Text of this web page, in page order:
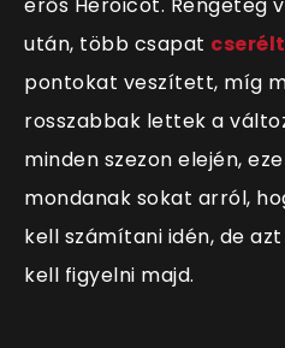
erős Heroicot. Rengeteg
után, több csapat
pontokat veszített, míg
rosszabbak lettek a
minden szezon elején,
mondanak sokat arról,
kell számítani idén, de
kell figyelni majd.